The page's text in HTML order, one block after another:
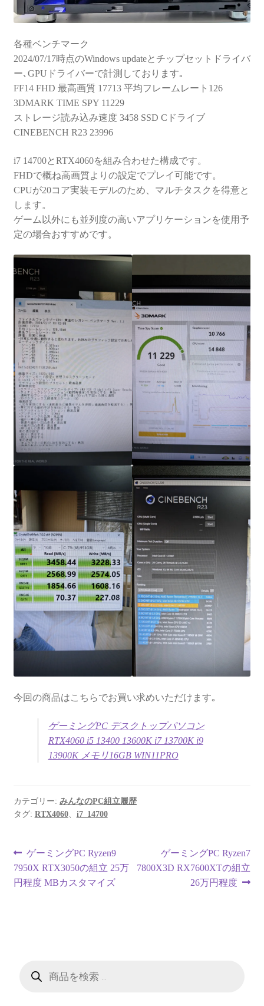
各種ベンチマーク
2024/07/17時点のWindows updateとチップセットドライバ
ー､GPUドライバーで計測しております｡
FF14 FHD 最高画質 17713 平均フレームレート126
3DMARK TIME SPY 11229
ストレージ読み込み速度 3458 SSD Cドライブ
CINEBENCH R23 23996
i7 14700とRTX4060を組み合わせた構成です。
FHDで概ね高画質よりの設定でプレイ可能です。
CPUが20コア実装モデルのため、マルチタスクを得意と
します。
ゲーム以外にも並列度の高いアプリケーションを使用予
定の場合おすすめです。
今回の商品はこちらでお買い求めいただけます｡
ゲーミングPC デスクトップパソコン
RTX4060 i5 13400 13600K i7 13700K i9
13900K メモリ16GB WIN11PRO
カテゴリー: みんなのPC組立履歴
タグ: RTX4060、 i7_14700
投
稿
ー
前
の
投
ゲーミングPC Ryzen9
7950X RTX3050の組立 25万
円程度 MBカスタマイズ
次
の
ゲーミングPC Ryzen7
7800X3D RX7600XTの組立
26万円程度